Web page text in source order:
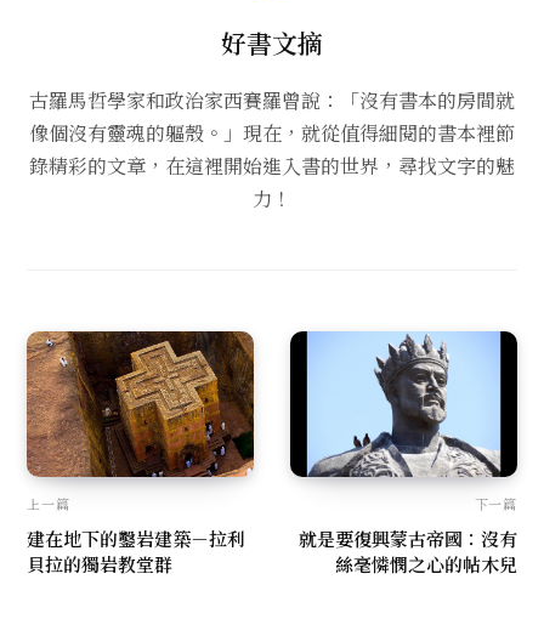
好書文摘
古羅馬哲學家和政治家西賽羅曾說：「沒有書本的房間就
像個沒有靈魂的軀殼。」現在，就從值得細閱的書本裡節
錄精彩的文章，在這裡開始進入書的世界，尋找文字的魅
力！
上一篇
建在地下的鑿岩建築－拉利
貝拉的獨岩教堂群
下一篇
就是要復興蒙古帝國：沒有
絲毫憐憫之心的帖木兒